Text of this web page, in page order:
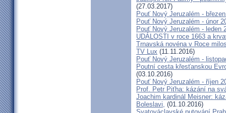
(27.03.2017)
Pouť Nový Jeruzalém -
Pouť Nový Jeruzalém - únor
Pouť Nový Jeruzalém - leden
UDÁLOSTI v roce 1663 a
Trnavská novéna v Roce
TV Lux (11.11.2016)
Pouť Nový Jeruzalém -
Poutní cesta křesťanskou
(03.10.2016)
Pouť Nový Jeruzalém - říjen
Prof. Petr Piťha: kázání na
Joachim kardinál Meisner:
Boleslavi, (01.10.2016)